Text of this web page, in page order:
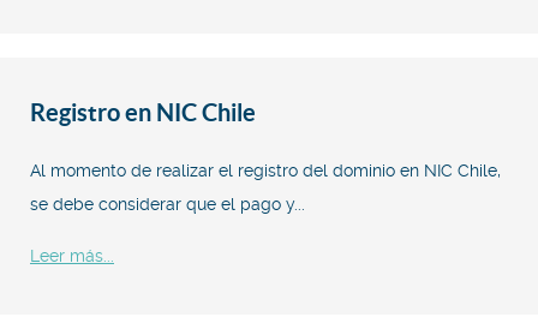
Registro en NIC Chile
Al momento de realizar el registro del dominio en NIC Chile,
se debe considerar que el pago y...
Leer más...